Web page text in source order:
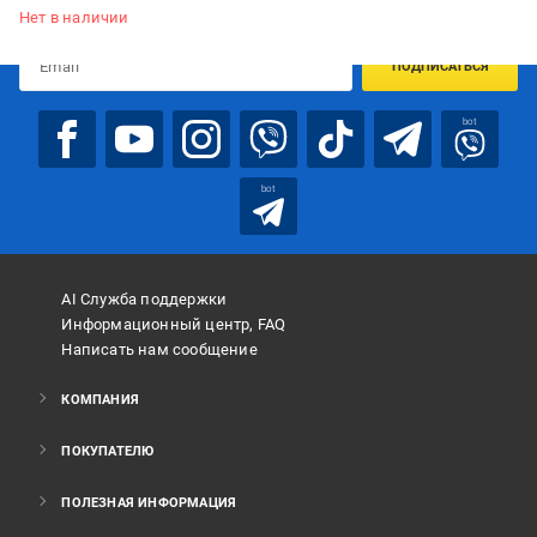
Нет в наличии
ПОДПИСАТЬСЯ
bot
bot
AI Служба поддержки
Информационный центр, FAQ
Написать нам сообщение
КОМПАНИЯ
ПОКУПАТЕЛЮ
ПОЛЕЗНАЯ ИНФОРМАЦИЯ